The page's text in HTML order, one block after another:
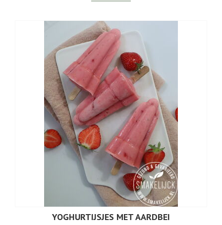
YOGHURTIJSJES MET AARDBEI